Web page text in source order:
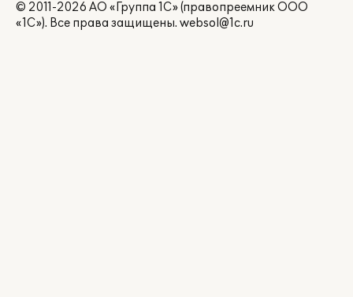
© 2011-2026 АО «Группа 1С» (правопреемник ООО
«1С»). Все права защищены. websol@1c.ru